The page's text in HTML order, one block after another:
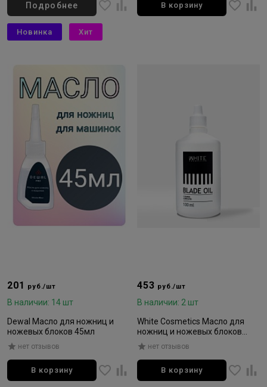
Подробнее В корзину
201 руб./шт
В наличии: 14 шт
Dewal Масло для ножниц и
ножевых блоков 45мл
нет отзывов
В корзину
Новинка Хит
453 руб./шт
В наличии: 2 шт
White Cosmetics Масло для
ножниц и ножевых блоков
100млнет отзывов
В корзину